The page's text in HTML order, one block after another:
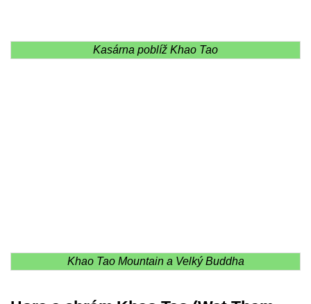
Kasárna poblíž Khao Tao
Khao Tao Mountain a Velký Buddha